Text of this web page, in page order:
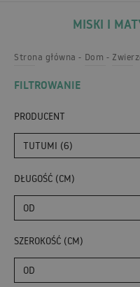
MISKI I
Strona główna Dom
FILTROWANIE
PRODUCENT
TUTUMI (6)
DŁUGOŚĆ (CM)
OD
SZEROKOŚĆ (CM)
OD